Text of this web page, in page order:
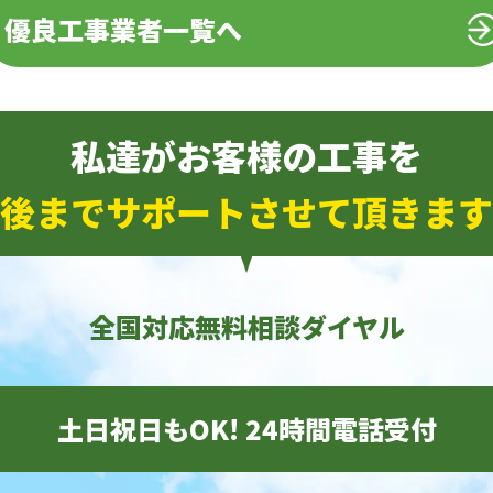
優良工事業者一覧へ
私達がお客様の工事を
までサポートさせて頂きま
全国対応無料相談ダイヤル
土日祝日もOK! 24時間電話受付